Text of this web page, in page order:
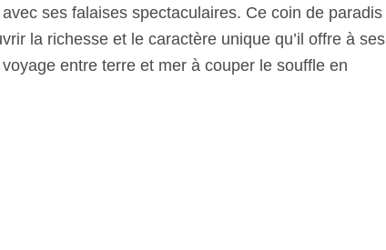
ses falaises spectaculaires. Ce coin de paradis
la richesse et le caractère unique qu’il offre à ses
entre terre et mer à couper le souffle en